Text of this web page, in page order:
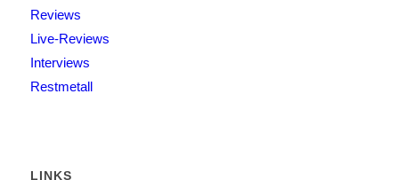
Reviews
Live-Reviews
Interviews
Restmetall
LINKS